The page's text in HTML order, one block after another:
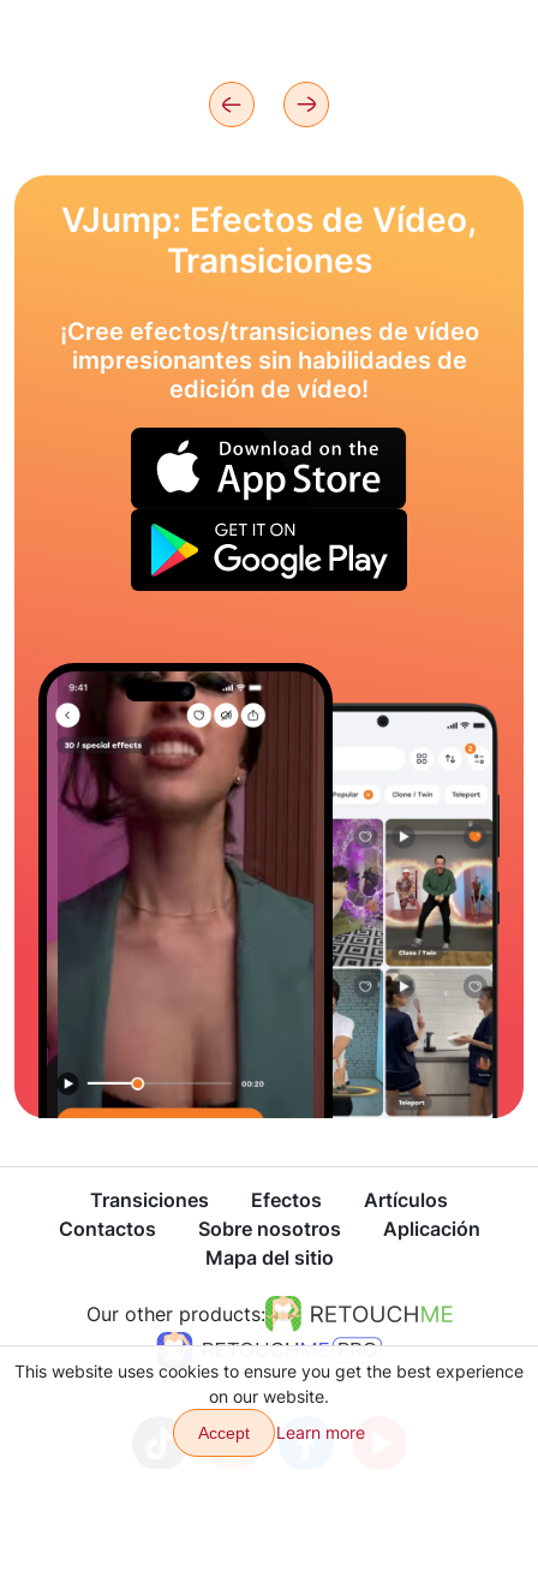
VJump: Efectos de Vídeo,
Transiciones
¡Cree efectos/transiciones de vídeo
impresionantes sin habilidades de
edición de vídeo!
Transiciones Efectos
Artículos
Contactos
Sobre nosotros
Aplicación
Mapa del sitio
Our other products:
This website uses cookies to ensure you get the best experience
on our website.
Accept Learn more